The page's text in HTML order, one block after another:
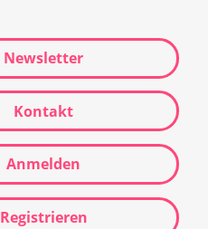
Newsletter
Kontakt
Anmelden
Registrieren